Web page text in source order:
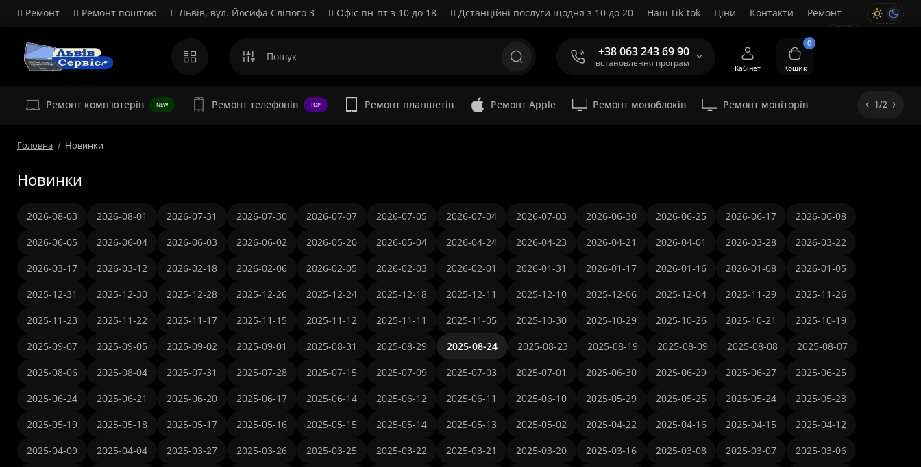
Ремонт Ремонт поштою Львів, вул. Йосифа Сліпого 3 Офіс пн-пт з 10 до 18 Дстанційні послуги щодня з 10 до 20 Наш Tik-tok Ціни Контакти Ремонт
+38 063 243 69 90
встановлення програм Кабінет
0
Кошик
Ремонт комп'ютерів NEW Ремонт телефонів TOP Ремонт планшетів Ремонт Apple Ремонт моноблоків Ремонт моніторів 1/2
Головна Новинки
Новинки
2026-08-03 2026-08-01 2026-07-31 2026-07-30 2026-07-07 2026-07-05 2026-07-04 2026-07-03 2026-06-30 2026-06-25 2026-06-17
2026-06-08
2026-06-05
2026-06-04 2026-06-03 2026-06-02 2026-05-20 2026-05-04 2026-04-24 2026-04-23 2026-04-21 2026-04-01 2026-03-28
2026-03-22
2026-03-17
2026-03-12 2026-02-18 2026-02-06 2026-02-05 2026-02-03 2026-02-01 2026-01-31 2026-01-17 2026-01-16 2026-01-08
2026-01-05
2025-12-31
2025-12-30 2025-12-28 2025-12-26 2025-12-24 2025-12-18 2025-12-11 2025-12-10 2025-12-06 2025-12-04 2025-11-29
2025-11-26
2025-11-23
2025-11-22 2025-11-17 2025-11-15 2025-11-12 2025-11-11 2025-11-05 2025-10-30 2025-10-29 2025-10-26 2025-10-21
2025-10-19
2025-09-07
2025-09-05 2025-09-02 2025-09-01 2025-08-31 2025-08-29 2025-08-24 2025-08-23 2025-08-19 2025-08-09 2025-08-08
2025-08-07
2025-08-06
2025-08-04 2025-07-31 2025-07-28 2025-07-15 2025-07-09 2025-07-03 2025-07-01 2025-06-30 2025-06-29 2025-06-27
2025-06-25
2025-06-24
2025-06-21 2025-06-20 2025-06-17 2025-06-14 2025-06-12 2025-06-11 2025-06-10 2025-05-29 2025-05-25 2025-05-24
2025-05-23
2025-05-19
2025-05-18 2025-05-17 2025-05-16 2025-05-15 2025-05-14 2025-05-13 2025-05-02 2025-04-22 2025-04-16 2025-04-15
2025-04-12
2025-04-09
2025-04-04 2025-03-27 2025-03-26 2025-03-25 2025-03-22 2025-03-21 2025-03-20 2025-03-16 2025-03-08 2025-03-07
2025-03-06